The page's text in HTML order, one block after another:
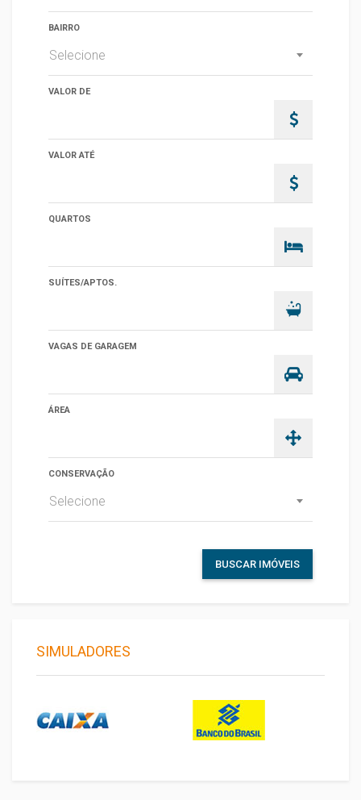
BAIRRO
Selecione
VALOR DE
VALOR ATÉ
QUARTOS
SUÍTES/APTOS.
VAGAS DE GARAGEM
ÁREA
CONSERVAÇÃO
Selecione
BUSCAR IMÓVEIS
SIMULADORES